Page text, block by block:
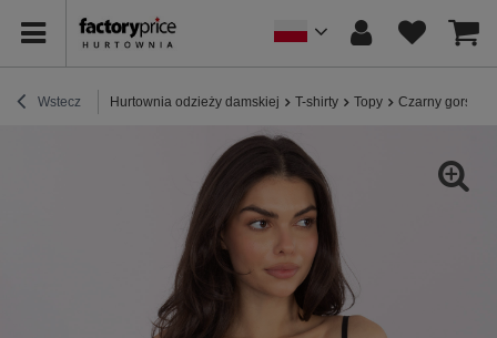
Wstecz Hurtownia odzieży damskiej T-shirty Topy Czarny